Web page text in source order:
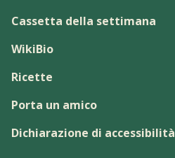
Cassetta della settimana
WikiBio
Ricette
Porta un amico
Dichiarazione di accessibilità